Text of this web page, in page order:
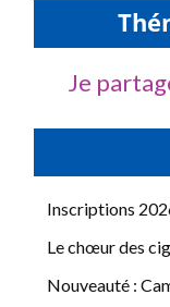
Je
Inscriptions
Le chœur des
Nouveauté :